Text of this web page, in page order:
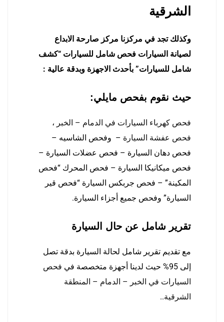
الشرقية
وكذلك تجد في مركزنا مركز صارحة الابداع
لصيانة السيارات فحص شامل للسيارات “كشف
شامل للسيارات” بأحدث الاجهزة وبدقة عالية :
حيث نقوم بفحص مايلي:
فحص كهرباء السيارات في الدمام – الخبر ،
فحص عفشة السيارة – وفحص الشاسيه –
فحص دهان السيارة – فحص عضلات السيارة –
فحص ميكانيكا السيارة – فحص المحرك “فحص
المكينة” – فحص جربكس السيارة “فحص قير
السيارة” وفحص جميع أجزاء السيارة.
تقرير شامل عن حال السيارة
مع تقديم تقرير شامل لحالة السيارة بدقة تصل
إلى 95% حيث لدينا أجهزة متخصصة في
فحص
السيارات في الخبر – الدمام – المنطقة
الشرقية..